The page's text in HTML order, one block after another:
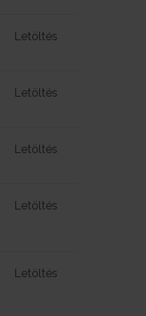
Letöltés
Letöltés
Letöltés
Letöltés
Letöltés